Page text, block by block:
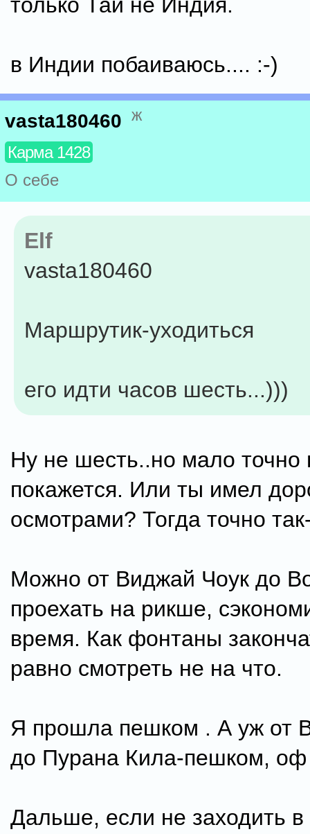
в Индии побаиваюсь.... :-)
vasta180460 ж
Карма 1428
О себе
Elf
vasta180460
Маршрутик-уходиться
его идти часов шесть...)))
Ну не шесть..но мало точно
покажется. Или ты имел
осмотрами? Тогда точно
Можно от Виджай Чоук до
проехать на рикше,
время. Как фонтаны
равно смотреть не на что.
Я прошла пешком . А уж от
до Пурана Кила-пешком, оф
Дальше, если не заходить в